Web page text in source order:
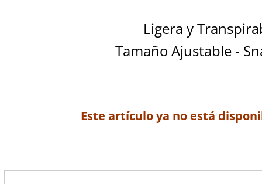
Ligera y
Tamaño Ajustable -
Este artículo ya no está